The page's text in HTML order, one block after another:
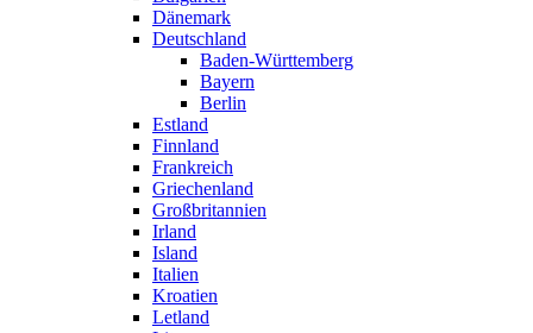
Dänemark
Deutschland
Baden-Württemberg
Bayern
Berlin
Estland
Finnland
Frankreich
Griechenland
Großbritannien
Irland
Island
Italien
Kroatien
Letland